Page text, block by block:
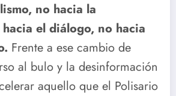
no hacia la
el diálogo, no hacia
Frente a ese cambio de
al bulo y la desinformación
aquello que el Polisario